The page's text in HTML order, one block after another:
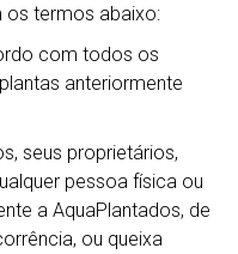
termos abaixo:
com todos os
anteriormente
seus proprietários,
pessoa física ou
a AquaPlantados, de
ou queixa